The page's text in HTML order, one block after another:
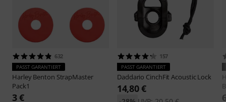
632
PASST GARANTIERT
Harley Benton StrapMaster
Pack1
3 €
157
PASST GARANTIERT
Daddario CinchFit Acoustic Lock
14,80 €